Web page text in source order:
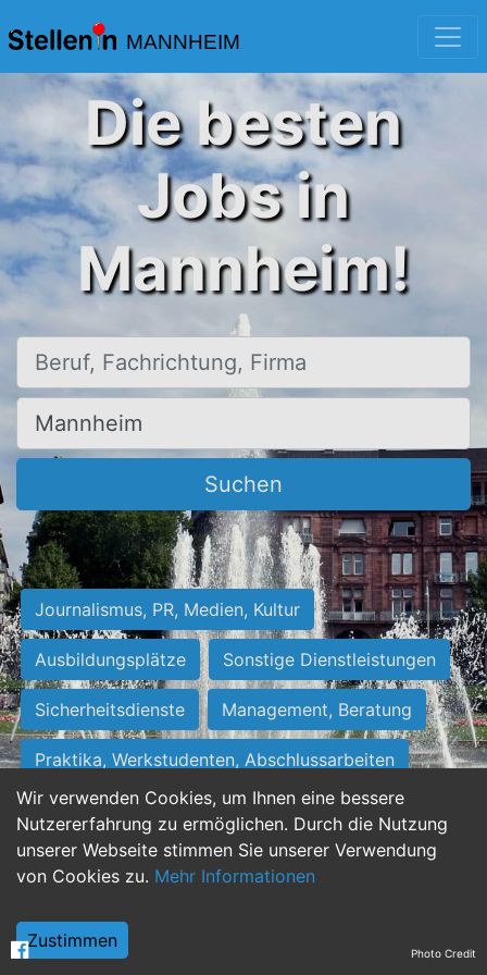
MANNHEIM
Wir verwenden Cookies, um Ihnen eine bessere
Nutzererfahrung zu ermöglichen. Durch die Nutzung
unserer Webseite stimmen Sie unserer Verwendung
von Cookies zu. Mehr Informationen
Zustimmen
Die besten
Jobs in
Mannheim!
Beruf, Fachrichtung, Firma
Ort, Stadt
Suchen
Journalismus, PR, Medien, Kultur
Ausbildungsplätze Sonstige Dienstleistungen
Sicherheitsdienste Management, Beratung
Praktika, Werkstudenten, Abschlussarbeiten
Personalwesen Assistenz, Sekretariat
Hilfskräfte, Aushilfs- und Nebenjobs
Weiterbildung, Studium, duale Ausbildung Photo Credit